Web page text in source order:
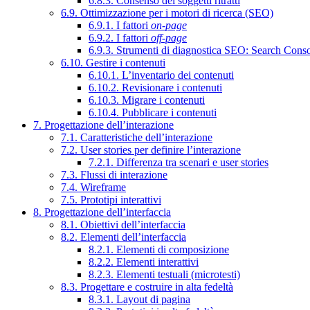
6.9. Ottimizzazione per i motori di ricerca (SEO)
6.9.1. I fattori on-page
6.9.2. I fattori off-page
6.9.3. Strumenti di diagnostica SEO: Search
6.10. Gestire i contenuti
6.10.1. L’inventario dei contenuti
6.10.2. Revisionare i contenuti
6.10.3. Migrare i contenuti
6.10.4. Pubblicare i contenuti
7. Progettazione dell’interazione
7.1. Caratteristiche dell’interazione
7.2. User stories per definire l’interazione
7.2.1. Differenza tra scenari e user stories
7.3. Flussi di interazione
7.4. Wireframe
7.5. Prototipi interattivi
8. Progettazione dell’interfaccia
8.1. Obiettivi dell’interfaccia
8.2. Elementi dell’interfaccia
8.2.1. Elementi di composizione
8.2.2. Elementi interattivi
8.2.3. Elementi testuali (microtesti)
8.3. Progettare e costruire in alta fedeltà
8.3.1. Layout di pagina